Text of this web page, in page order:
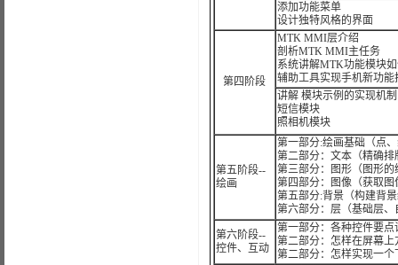
添加功能菜单
设计独特风格的界面
第四阶段
MTK MMI层介绍
剖析MTK MMI主任务
系统讲解MTK功能模块
辅助工具实现手机新功能
讲解 模块示例的实现机制
短信模块
照相机模块
第五阶段--
绘画
第一部分:绘画基础（点
第二部分：文本（精确
第三部分：图形（图形
第四部分：图像（获取
第五部分:背景（构建背
第六部分：层（基础层
第六阶段--
控件、互动
第一部分：各种控件要点
第二部分：怎样在屏幕上
第二部分：怎样实现一个